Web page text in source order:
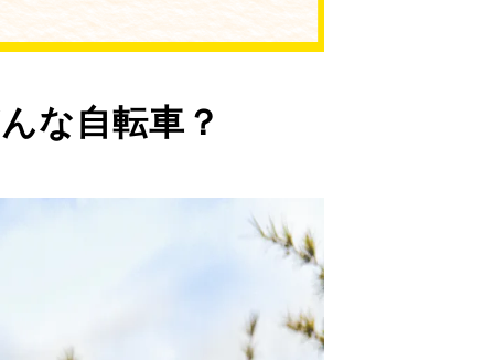
な自転車？